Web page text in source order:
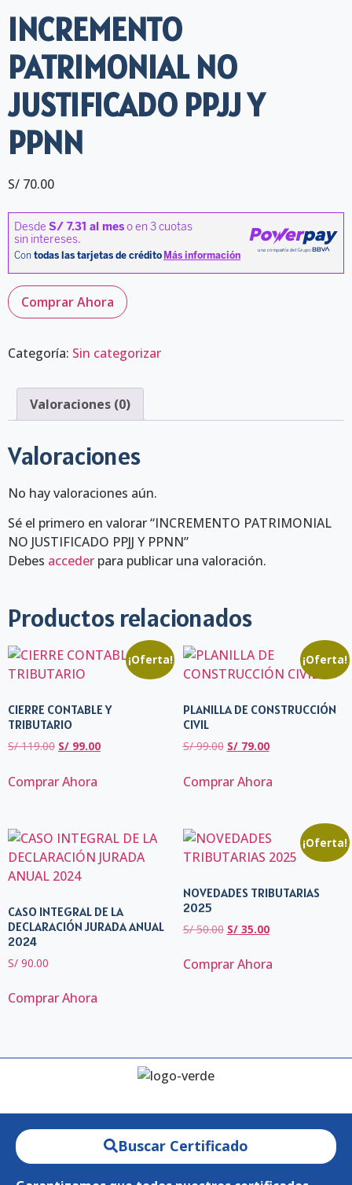
INCREMENTO
PATRIMONIAL NO
JUSTIFICADO PPJJ Y
PPNN
S/ 70.00
Comprar Ahora
Categoría: Sin categorizar
Valoraciones (0)
Valoraciones
No hay valoraciones aún.
Sé el primero en valorar “INCREMENTO PATRIMONIAL
NO JUSTIFICADO PPJJ Y PPNN”
Debes acceder para publicar una valoración.
Productos relacionados
¡Oferta!
CIERRE CONTABLE Y
TRIBUTARIO
S/119.00 S/ 99.00
Comprar Ahora
¡Oferta!
PLANILLA DE CONSTRUCCIÓN
CIVIL
S/99.00 S/79.00
Comprar Ahora
CASO INTEGRAL DE LA
DECLARACIÓN JURADA ANUAL
2024
S/ 90.00
Comprar Ahora
¡Oferta!
NOVEDADES TRIBUTARIAS
2025
S/50.00 S/35.00
Comprar Ahora
Buscar Certificado